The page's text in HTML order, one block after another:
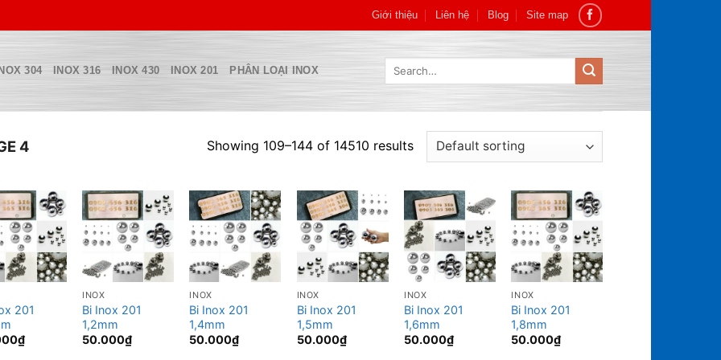
Giới thiệu Liên hệ Blog Site map
INOX 304 INOX 316 INOX 430 INOX 201 PHÂN LOẠI INOX
Search
4 Showing 109–144 of 14510 results
201
₫
INOX
Bi Inox 201
1,2mm
50.000₫
INOX
Bi Inox 201
1,4mm
50.000₫
INOX
Bi Inox 201
1,5mm
50.000₫
INOX
Bi Inox 201
1,6mm
50.000₫
INOX
Bi Inox 201
1,8mm
50.000₫